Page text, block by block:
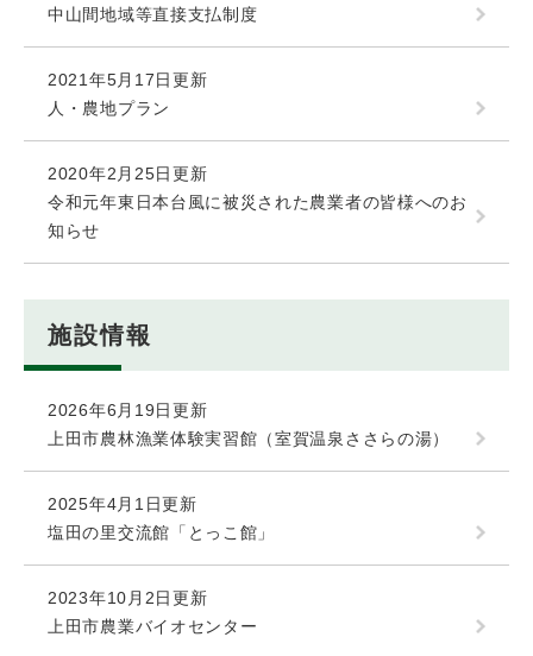
中山間地域等直接支払制度
2021年5月17日更新
人・農地プラン
2020年2月25日更新
令和元年東日本台風に被災された農業者の皆様へのお
知らせ
施設情報
2026年6月19日更新
上田市農林漁業体験実習館（室賀温泉ささらの湯）
2025年4月1日更新
塩田の里交流館「とっこ館」
2023年10月2日更新
上田市農業バイオセンター